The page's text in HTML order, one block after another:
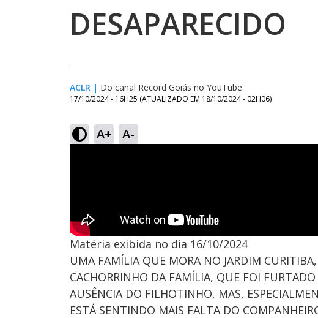
DESAPARECIDO
ACLR | Do canal Record Goiás no YouTube
17/10/2024 - 16H25 (ATUALIZADO EM 18/10/2024 - 02H06)
A+ A-
Matéria exibida no dia 16/10/2024
UMA FAMÍLIA QUE MORA NO JARDIM
CACHORRINHO DA FAMÍLIA, QUE FOI
AUSÊNCIA DO FILHOTINHO, MAS,
ESTÁ SENTINDO MAIS FALTA DO